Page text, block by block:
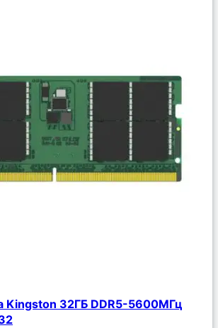
Kingston 32ГБ DDR5-5600МГц